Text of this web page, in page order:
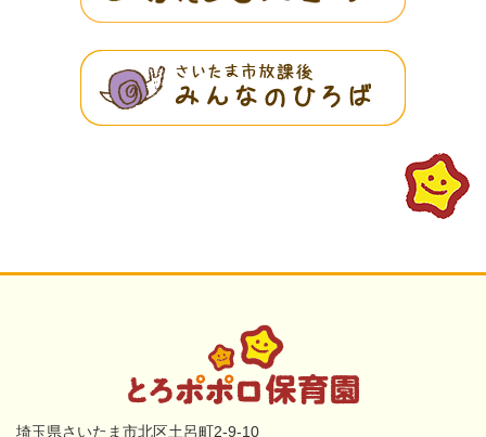
埼玉県さいたま市北区土呂町2-9-10